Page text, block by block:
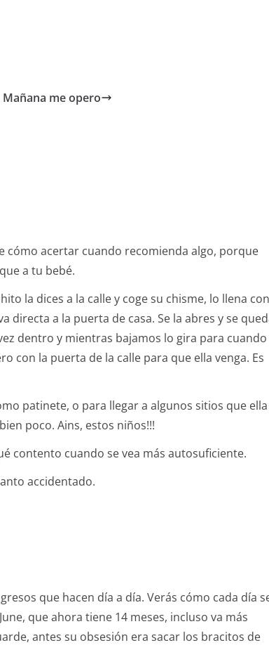
Mañana me opero
cómo acertar cuando recomienda algo, porque
a tu bebé.
la dices a la calle y coge su chisme, lo llena con
directa a la puerta de casa. Se la abres y se
dentro y mientras bajamos lo gira para cuando
con la puerta de la calle para que ella venga. Es
patinete, o para llegar a algunos sitios que ella
poco. Ains, estos niños!!!
contento cuando se vea más autosuficiente.
accidentado.
que hacen día a día. Verás cómo cada día
que ahora tiene 14 meses, incluso va más
antes su obsesión era sacar los bracitos de